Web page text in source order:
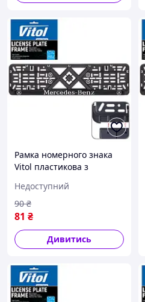
Рамка номерного знака
Vitol пластикова з
MERCEDES (чорна)
Недоступний
81 ₴
90 ₴
Дивитись